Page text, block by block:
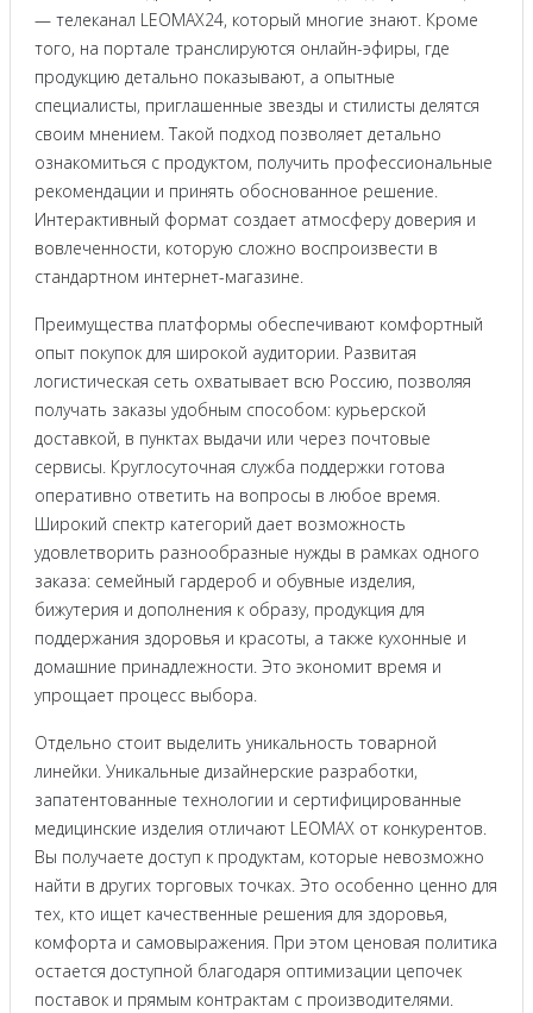
— телеканал LEOMAX24, который многие знают. Кроме
того, на портале транслируются онлайн-эфиры, где
продукцию детально показывают, а опытные
специалисты, приглашенные звезды и стилисты делятся
своим мнением. Такой подход позволяет детально
ознакомиться с продуктом, получить профессиональные
рекомендации и принять обоснованное решение.
Интерактивный формат создает атмосферу доверия и
вовлеченности, которую сложно воспроизвести в
стандартном интернет-магазине.
Преимущества платформы обеспечивают комфортный
опыт покупок для широкой аудитории. Развитая
логистическая сеть охватывает всю Россию, позволяя
получать заказы удобным способом: курьерской
доставкой, в пунктах выдачи или через почтовые
сервисы. Круглосуточная служба поддержки готова
оперативно ответить на вопросы в любое время.
Широкий спектр категорий дает возможность
удовлетворить разнообразные нужды в рамках одного
заказа: семейный гардероб и обувные изделия,
бижутерия и дополнения к образу, продукция для
поддержания здоровья и красоты, а также кухонные и
домашние принадлежности. Это экономит время и
упрощает процесс выбора.
Отдельно стоит выделить уникальность товарной
линейки. Уникальные дизайнерские разработки,
запатентованные технологии и сертифицированные
медицинские изделия отличают LEOMAX от конкурентов.
Вы получаете доступ к продуктам, которые невозможно
найти в других торговых точках. Это особенно ценно для
тех, кто ищет качественные решения для здоровья,
комфорта и самовыражения. При этом ценовая политика
остается доступной благодаря оптимизации цепочек
поставок и прямым контрактам с производителями.